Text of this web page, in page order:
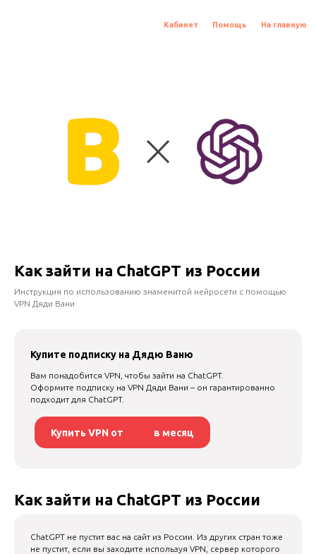
Кабинет Помощь На главную
Как зайти на ChatGPT из России
Инструкция по использованию знаменитой нейросети с помощью
VPN Дяди Вани
Купите подписку на Дядю Ваню
Вам понадобится VPN, чтобы зайти на ChatGPT.
Оформите подписку на VPN Дяди Вани – он гарантированно
подходит для ChatGPT.
Купить VPN от в месяц
Как зайти на ChatGPT из России
ChatGPT не пустит вас на сайт из России. Из других стран тоже
не пустит, если вы заходите используя VPN, сервер которого